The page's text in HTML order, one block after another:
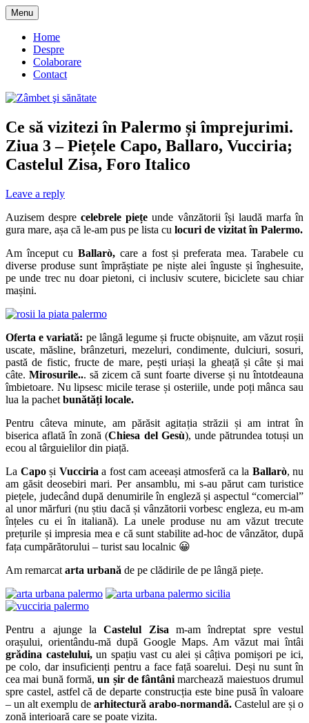
Skip
to
content
Zâmbet şi sănătate
Menu
Home
Despre
Colaborare
Contact
Ce să vizitezi în Palermo și împrejurimi.
Ziua 3 – Piețele Capo, Ballaro, Vucciria;
Castelul Zisa, Foro Italico
Leave a reply
Auzisem desprecelebrele piețe unde vânzătorii își laudă marfa în
gura mare, așa că le-am pus pe lista cu locuri de vizitat în Palermo.
Am început cu Ballarò, care a fost și preferata mea. Tarabele cu
diverse produse sunt împrăștiate pe niște alei înguste și înghesuite,
pe unde trec nu doar pietoni, ci inclusiv scutere, biciclete sau chiar
mașini.
Oferta e variată: pe lângă legume și fructe obișnuite, am văzut roșii
uscate, măsline, brânzeturi, mezeluri, condimente, dulciuri, sosuri,
pastă de fistic, fructe de mare, pești uriași la gheață și câte și mai
câte. Mirosurile... să zicem că sunt foarte diverse și nu întotdeauna
îmbietoare. Nu lipsesc micile terase și osteriile, unde poți mânca sau
lua la pachet bunătăți locale.
Pentru câteva minute, am părăsit agitația străzii și am intrat în
biserica aflată în zonă (Chiesa del Gesù), unde pătrundea totuși un
ecou al târguielilor din piață.
La Capo și Vucciria a fost cam aceeași atmosferă ca la Ballarò, nu
am găsit deosebiri mari. Per ansamblu, mi s-au părut cam turistice
piețele, judecând după denumirile în engleză și aspectul “comercial”
al unor mărfuri (nu știu dacă și vânzătorii vorbesc engleza, eu m-am
înțeles cu ei în italiană). La unele produse nu am văzut trecute
prețurile și impresia mea e că sunt stabilite ad-hoc de vânzător, după
fața cumpărătorului – turist sau localnic 😀
Am remarcat arta urbană de pe clădirile de pe lângă piețe.
Pentru a ajunge laCastelul Zisam-am îndreptat spre vestul
orașului, orientându-mă după Google Maps. Am văzut mai întâi
grădina castelului,un spațiu vast cu alei și câțiva pomișori pe ici,
pe colo, dar insuficienți pentru a face față soarelui. Deși nu sunt în
cea mai bună formă,un șir de fântânimarchează maiestuos drumul
spre castel, astfel că de departe construcția este bine pusă în valoare
– un alt exemplu de arhitectură arabo-normandă. Castelul are și o
zonă interioară care se poate vizita.